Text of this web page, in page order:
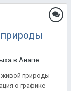
в Анапе
живой природы
о графике